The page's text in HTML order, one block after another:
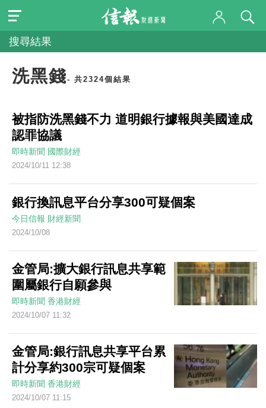
搜尋結果
洗黑錢- 共2324個結果
被指防洗黑錢不力 道明銀行據報與美國達成
認罪協議
即時新聞 國際財經
2024/10/11 12:38
銀行換訊息平台分享300可疑個案
今日信報 財經新聞
2024/10/08
金管局:擴大銀行訊息共享範
圍屬銀行自願參與
即時新聞 香港財經
2024/10/07 11:32
金管局:銀行訊息共享平台累
計分享約300宗可疑個案
即時新聞 香港財經
2024/10/07 11:15